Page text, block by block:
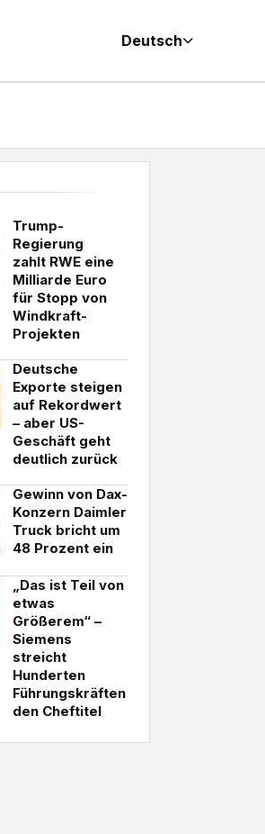
Deutsch
Trump-
Regierung
zahlt RWE eine
Milliarde Euro
für Stopp von
Windkraft-
Projekten
Deutsche
Exporte steigen
auf Rekordwert
– aber US-
Geschäft geht
deutlich zurück
Gewinn von Dax-
Konzern Daimler
Truck bricht um
48 Prozent ein
„Das ist Teil von
etwas
Größerem“ –
Siemens
streicht
Hunderten
Führungskräften
den Cheftitel